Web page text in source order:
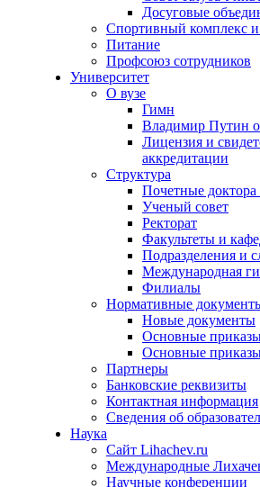
Досуговые
Спортивный комплекс
Питание
Профсоюз сотрудников
Университет
О вузе
Гимн
Владимир Путин
Лицензия и
аккредитации
Структура
Почетные доктора
Ученый совет
Ректорат
Факультеты и
Подразделения и
Международная
Филиалы
Нормативные
Новые документы
Основные
Основные приказы
Партнеры
Банковские реквизиты
Контактная информация
Сведения об
Наука
Сайт Lihachev.ru
Международные
Научные конференции